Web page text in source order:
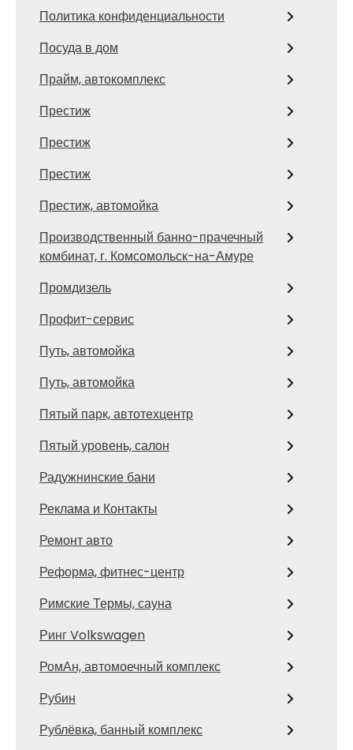
Политика конфиденциальности
Посуда в дом
Прайм, автокомплекс
Престиж
Престиж
Престиж
Престиж, автомойка
Производственный банно-прачечный
комбинат, г. Комсомольск-на-Амуре
Промдизель
Профит-сервис
Путь, автомойка
Путь, автомойка
Пятый парк, автотехцентр
Пятый уровень, салон
Радужнинские бани
Реклама и Контакты
Ремонт авто
Реформа, фитнес-центр
Римские Термы, сауна
Ринг Volkswagen
РомАн, автомоечный комплекс
Рубин
Рублёвка, банный комплекс